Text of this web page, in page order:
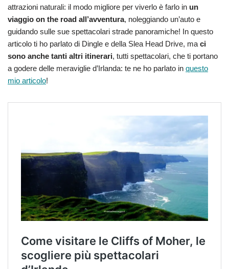
attrazioni naturali: il modo migliore per viverlo è farlo in un
viaggio on the road all’avventura, noleggiando un’auto e
guidando sulle sue spettacolari strade panoramiche! In questo
articolo ti ho parlato di Dingle e della Slea Head Drive, ma ci
sono anche tanti altri itinerari, tutti spettacolari, che ti portano
a godere delle meraviglie d’Irlanda: te ne ho parlato in questo
mio articolo!